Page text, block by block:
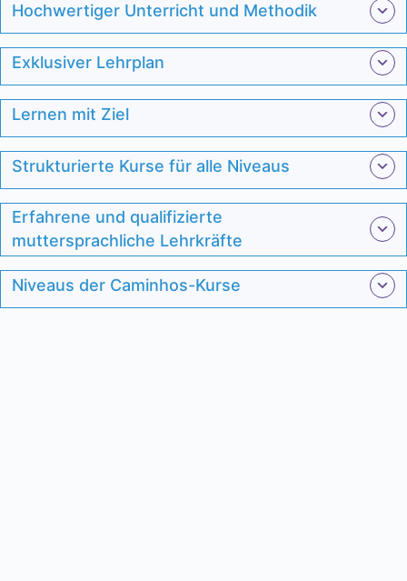
Hochwertiger Unterricht und Methodik
Exklusiver Lehrplan
Lernen mit Ziel
Strukturierte Kurse für alle Niveaus
Erfahrene und qualifizierte
muttersprachliche Lehrkräfte
Niveaus der Caminhos-Kurse